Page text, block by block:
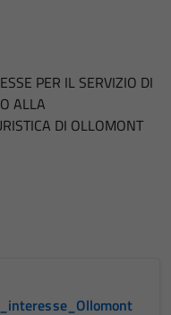
PER IL SERVIZIO DI
ALLA
DI OLLOMONT